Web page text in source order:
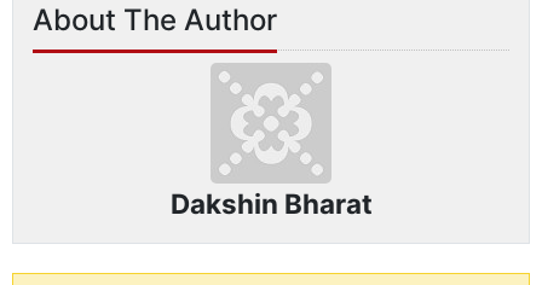
About The Author
Dakshin Bharat